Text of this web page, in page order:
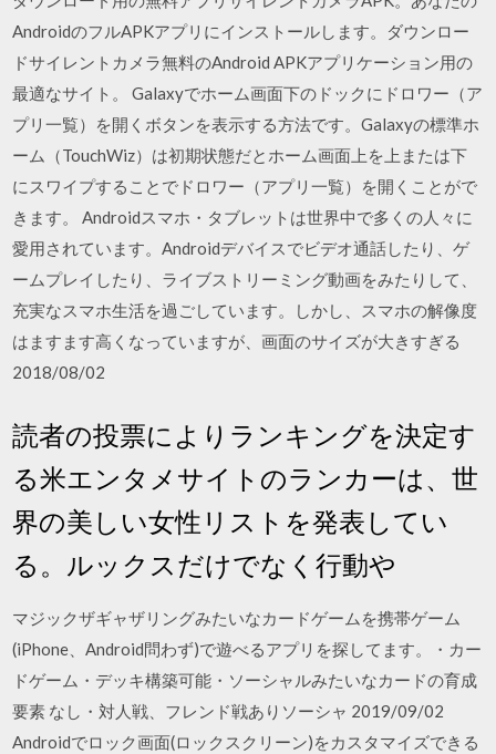
AndroidのフルAPKアプリにインストールします。ダウンロー
ドサイレントカメラ無料のAndroid APKアプリケーション用の
最適なサイト。 Galaxyでホーム画面下のドックにドロワー（ア
プリ一覧）を開くボタンを表示する方法です。Galaxyの標準ホ
ーム（TouchWiz）は初期状態だとホーム画面上を上または下
にスワイプすることでドロワー（アプリ一覧）を開くことがで
きます。 Androidスマホ・タブレットは世界中で多くの人々に
愛用されています。Androidデバイスでビデオ通話したり、ゲ
ームプレイしたり、ライブストリーミング動画をみたりして、
充実なスマホ生活を過ごしています。しかし、スマホの解像度
はますます高くなっていますが、画面のサイズが大きすぎる
2018/08/02
読者の投票によりランキングを決定す
る米エンタメサイトのランカーは、世
界の美しい女性リストを発表してい
る。ルックスだけでなく行動や
マジックザギャザリングみたいなカードゲームを携帯ゲーム
(iPhone、Android問わず)で遊べるアプリを探してます。・カー
ドゲーム・デッキ構築可能・ソーシャルみたいなカードの育成
要素 なし・対人戦、フレンド戦ありソーシャ 2019/09/02
Androidでロック画面(ロックスクリーン)をカスタマイズできる